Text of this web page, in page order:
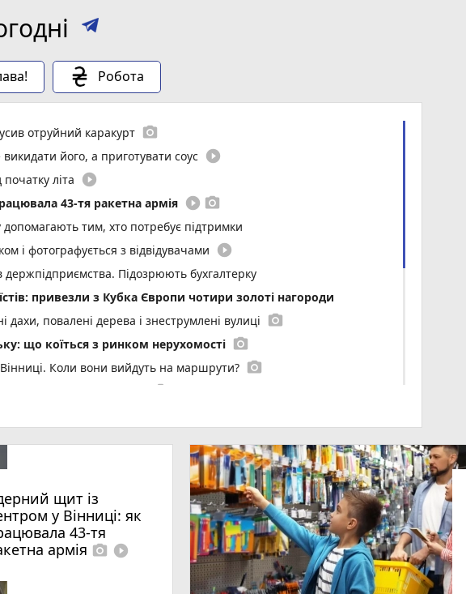
Робота
отруйний каракурт photo_camera
його, а приготувати соус play_circle_filled
літа play_circle_filled
43-тя ракетна армія play_circle_filled photo_camera
допомагають тим, хто потребує підтримки
і фотографується з відвідувачами play_circle_filled
Підозрюють бухгалтерку
привезли з Кубка Європи чотири золоті нагороди
повалені дерева і знеструмлені вулиці photo_camera
що коїться з ринком нерухомості photo_camera
Коли вони вийдуть на маршрути? photo_camera
25 найкращих педагогів дошкілля
взяли під варту
на Вінниччині ввели карантин
за комуналку? Ми запитали вінничан
що прямує до Козятина
викрили чотири корупційні схеми photo_camera
щит із
у Вінниці: як
43-тя
армія photo_camera play_circle_filled